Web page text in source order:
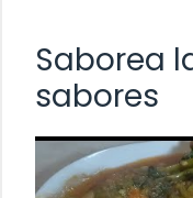
Saborea
sabores